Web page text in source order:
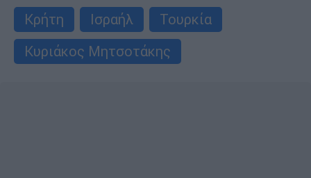
Κρήτη Ισραήλ
Τουρκία
Κυριάκος Μητσοτάκης